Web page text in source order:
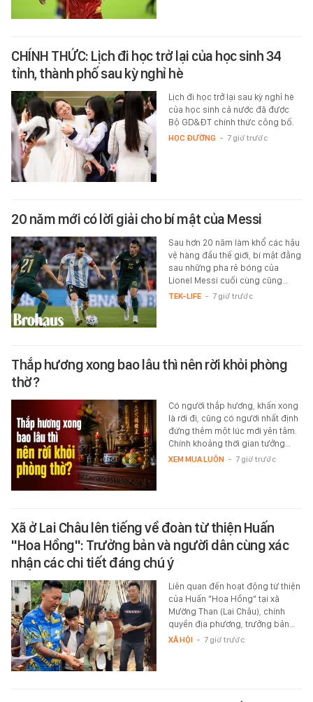
CHÍNH THỨC: Lịch đi học trở lại của học sinh 34
tỉnh, thành phố sau kỳ nghỉ hè
Lịch đi học trở lại sau kỳ nghỉ hè
của học sinh cả nước đã được
Bộ GD&ĐT chính thức công bố.
HỌC ĐƯỜNG - 7 giờ trước
20 năm mới có lời giải cho bí mật của Messi
Sau hơn 20 năm làm khổ các hậu
vệ hàng đầu thế giới, bí mật đằng
sau những pha rê bóng của
Lionel Messi cuối cùng cũng…
TEK-LIFE - 7 giờ trước
Thắp hương xong bao lâu thì nên rời khỏi phòng
thờ?
Có người thắp hương, khấn xong
là rời đi, cũng có người nhất định
đứng thêm một lúc mới yên tâm.
Chính khoảng thời gian tưởng…
XEM MUA LUÔN - 7 giờ trước
Xã ở Lai Châu lên tiếng về đoàn từ thiện Huấn
"Hoa Hồng": Trưởng bản và người dân cùng xác
nhận các chi tiết đáng chú ý
Liên quan đến hoạt động từ thiện
của Huấn "Hoa Hồng" tại xã
Mường Than (Lai Châu), chính
quyền địa phương, trưởng bản…
XÃ HỘI - 7 giờ trước